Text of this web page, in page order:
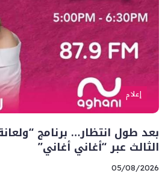
إعلام
بعد طول انتظار… برنامج
الثالث عبر “أغاني أغاني”
05/08/2026